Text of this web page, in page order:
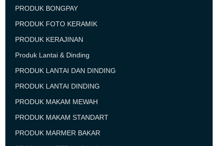
PRODUK BONGPAY
PRODUK FOTO KERAMIK
PRODUK KERAJINAN
Produk Lantai & Dinding
PRODUK LANTAI DAN DINDING
PRODUK LANTAI DINDING
PRODUK MAKAM MEWAH
PRODUK MAKAM STANDART
PRODUK MARMER BAKAR